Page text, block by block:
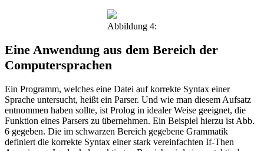
Abbildung 4:
Eine Anwendung aus dem Bereich der
Computersprachen
Ein Programm, welches eine Datei auf korrekte Syntax einer
Sprache untersucht, heißt ein Parser. Und wie man diesem Aufsatz
entnommen haben sollte, ist Prolog in idealer Weise geeignet, die
Funktion eines Parsers zu übernehmen. Ein Beispiel hierzu ist Abb.
6 gegeben. Die im schwarzen Bereich gegebene Grammatik
definiert die korrekte Syntax einer stark vereinfachten If-Then